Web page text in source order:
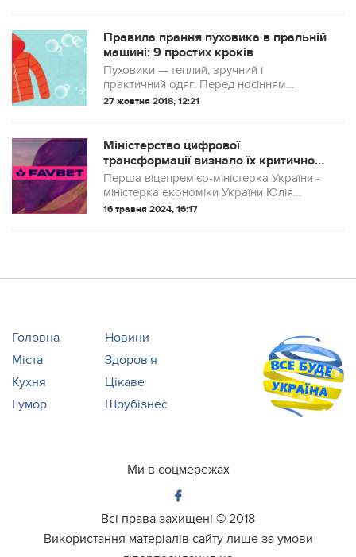
Олександра Калініна.
Правила прання пуховика в пральній
машині: 9 простих кроків
Пуховики — теплий, зручний і
практичний одяг. Перед носінням
пуховик потрібно освіжити і випрати.
тому, щоб заощадити, його можна
почистити вдома. Але...
27 жовтня 2018, 12:21
Міністерство цифрової
трансформації визнало їх критично
важливим, але щось пішло не так
Перша віцепрем'єр-міністерка України -
міністерка економіки України Юлія
Свириденко скасовує наказ про
Tech та інших.
16 травня 2024, 16:17
Головна
Новини
Міста
Здоров'я
Кухня
Цікаве
Гумор
Шоубізнес
Ми в соцмережах
Всі права захищені © 2018
Використання матеріалів сайту лише за умови